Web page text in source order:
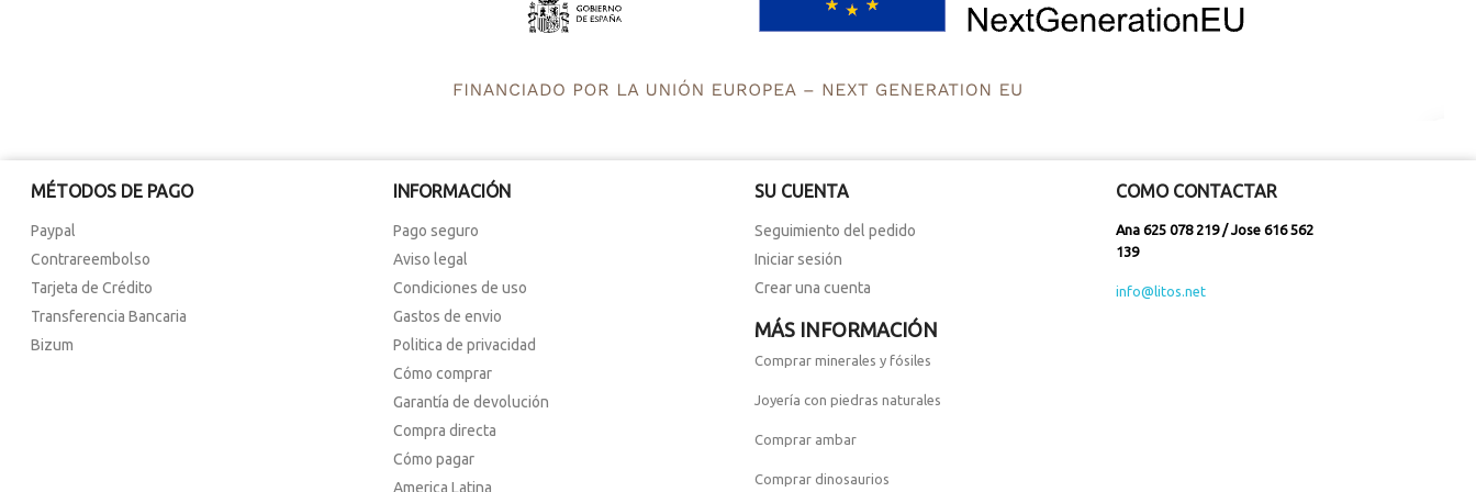
MÉTODOS DE PAGO
Paypal
Contrareembolso
Tarjeta de Crédito
Transferencia Bancaria
Bizum
INFORMACIÓN
Pago seguro
Aviso legal
Condiciones de uso
Gastos de envio
Politica de privacidad
Cómo comprar
Garantía de devolución
Compra directa
Cómo pagar
America Latina
SU CUENTA
Seguimiento del pedido
Iniciar sesión
Crear una cuenta
COMO CONTACTAR
Ana 625 078 219 / Jose 616 562
139
info@litos.net
MÁS INFORMACIÓN
Comprar minerales y fósiles
Joyería con piedras naturales
Comprar ambar
Comprar dinosaurios